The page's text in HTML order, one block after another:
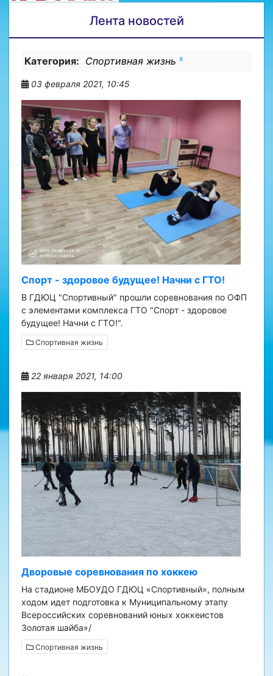
Лента новостей
Категория: Спортивная жизнь x
03 февраля 2021, 10:45
Спорт - здоровое будущее! Начни с ГТО!
В ГДЮЦ "Спортивный" прошли соревнования по ОФП
с элементами комплекса ГТО "Спорт - здоровое
будущее! Начни с ГТО!".
Спортивная жизнь
22 января 2021, 14:00
Дворовые соревнования по хоккею
На стадионе МБОУДО ГДЮЦ «Спортивный», полным
ходом идет подготовка к Муниципальному этапу
Всероссийских соревнований юных хоккеистов
Золотая шайба»/
Спортивная жизнь